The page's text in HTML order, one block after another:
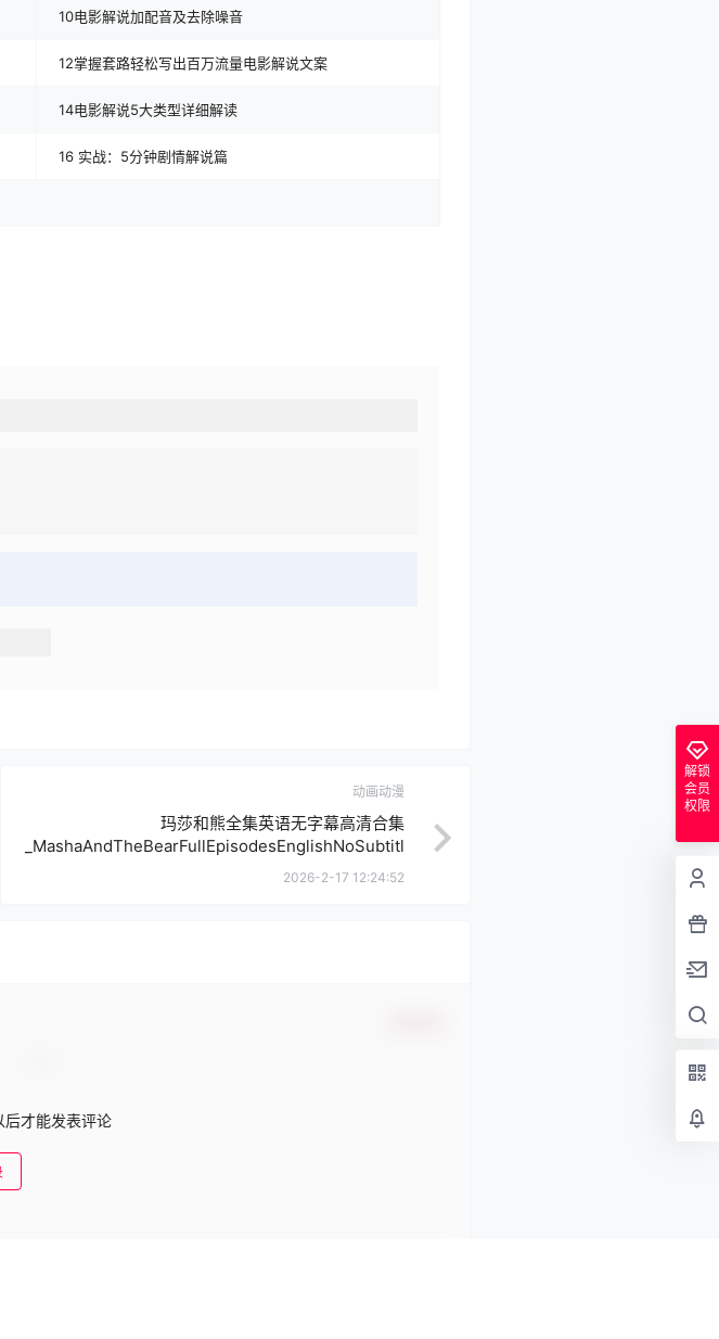
10电影解说加配音及去除噪音
12掌握套路轻松写出百万流量电影解说文案
14电影解说5大类型详细解读
16 实战：5分钟剧情解说篇
动画动漫
玛莎和熊全集英语无字幕高清合集
_MashaAndTheBearFullEpisodesEnglishNoSubtitl
esHD_俄罗斯国民动画下载在线观看
2026-2-17 12:24:52
后才能发表评论
解锁
会员
权限